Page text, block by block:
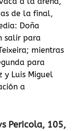
de la final,
Doña
salir para
mientras
para
y Luis Miguel
a
Pericola, 105,